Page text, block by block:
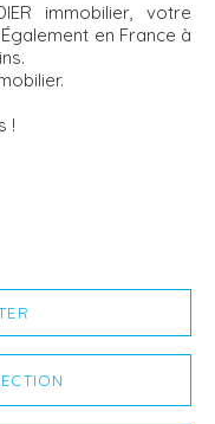
immobilier, votre
en France à
!